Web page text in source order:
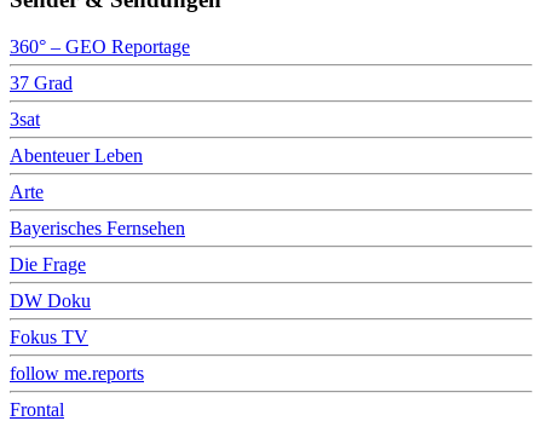
360° – GEO Reportage
37 Grad
3sat
Abenteuer Leben
Arte
Bayerisches Fernsehen
Die Frage
DW Doku
Fokus TV
follow me.reports
Frontal